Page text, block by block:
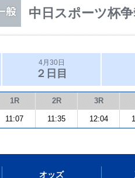
中日スポーツ杯
4月30日
２日目
1R 2R 3R
11:07 11:35 12:04
オッズ